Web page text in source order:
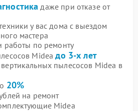
даже при отказе от
у вас дома с выездом
мастера
работы по ремонту
Mideaдо 3-х лет
пылесосов Midea в
20%
на ремонт
Midea